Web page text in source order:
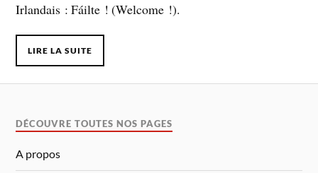
Irlandais : Fáilte ! (Welcome !).
LIRE LA SUITE
DÉCOUVRE TOUTES NOS PAGES
A propos